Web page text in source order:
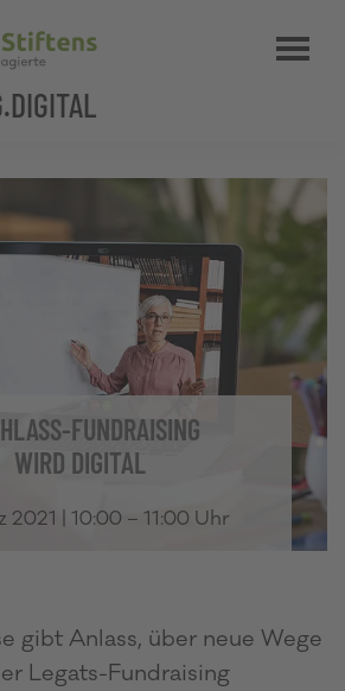
FUNDRAISING
WIRD DIGITAL
2021 | 10:00 – 11:00 Uhr
gibt Anlass, über neue Wege
Legats-Fundraising